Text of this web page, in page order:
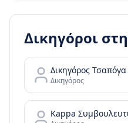
Δικηγόροι
Δικηγόρος
Δικηγόρος
Kappa